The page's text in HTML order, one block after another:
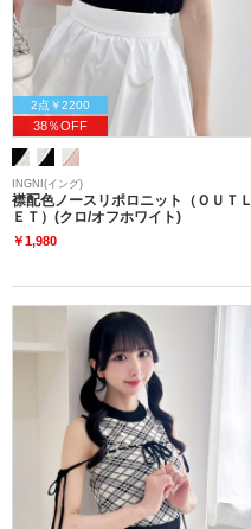
2点￥2200
38％OFF
INGNI(イング)
襟配色ノースリポロニット（ＯＵＴＬ
ＥＴ）(クロ/オフホワイト)
￥1,980